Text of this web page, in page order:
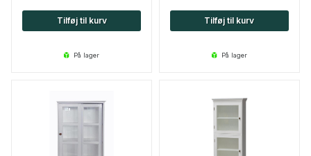
Tilføj til kurv
på lager
Tilføj til kurv
på lager